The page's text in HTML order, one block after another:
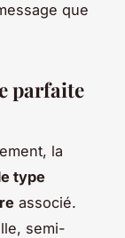
que
parfaite
la
type
associé.
semi-